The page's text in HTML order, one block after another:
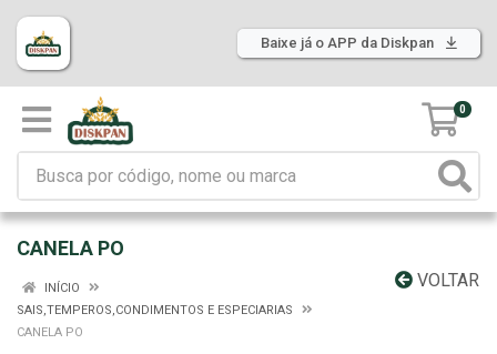
Baixe já o APP da Diskpan
0
CANELA PO
VOLTAR
INÍCIO
SAIS,TEMPEROS,CONDIMENTOS E ESPECIARIAS
CANELA PO